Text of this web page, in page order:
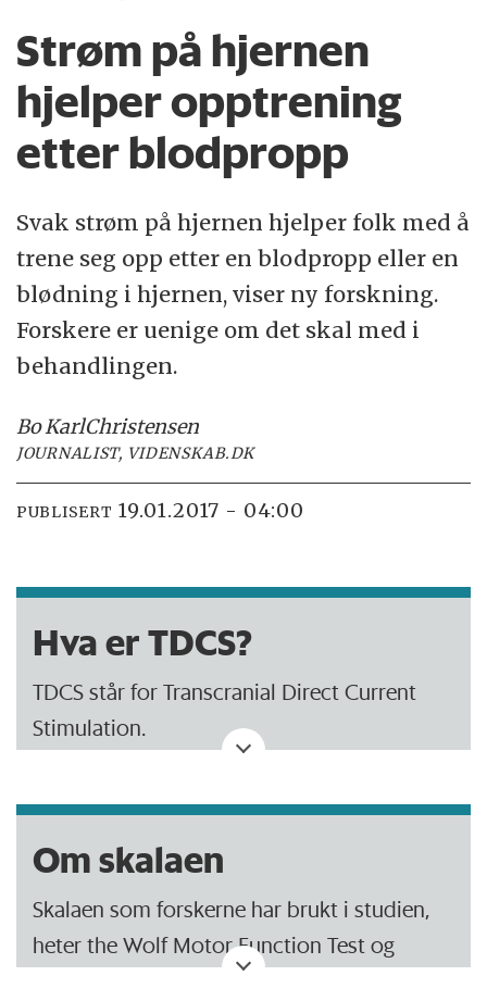
Strøm på hjernen
hjelper opptrening
etter blodpropp
Svak strøm på hjernen hjelper folk med å
trene seg opp etter en blodpropp eller en
blødning i hjernen, viser ny forskning.
Forskere er uenige om det skal med i
behandlingen.
Bo KarlChristensen
JOURNALIST, VIDENSKAB.DK
PUBLISERT 19.01.2017 - 04:00
Hva er TDCS?
TDCS står for Transcranial Direct Current
Stimulation.
strømmen er veldig svak.
Strømmen er likevel sterk nok til å stimulere
nervecellene i hjernen, slik at de har større
tendens til å bli aktive og danne nye
Om skalaen
Skalaen som forskerne har brukt i studien,
heter the Wolf Motor Function Test og